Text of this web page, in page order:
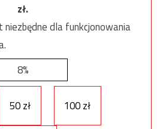
zł.
dla funkcjonowania
8%
50 zł 100 zł